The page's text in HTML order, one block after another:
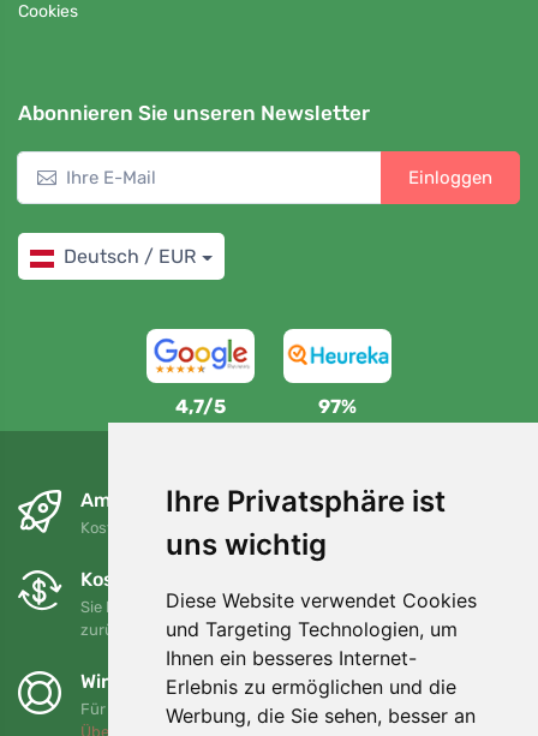
Ihre Privatsphäre ist
uns wichtig
Diese Website verwendet Cookies
und Targeting Technologien, um
Ihnen ein besseres Internet-
Erlebnis zu ermöglichen und die
Werbung, die Sie sehen, besser an
Cookies
Abonnieren Sie unseren Newsletter
Einloggen
Deutsch / EUR
4,7/5 97%
Am nächsten Tag und kostenlos
Kostenloser Versand für Bestellungen über 80 EUR
Kostenloser Umtausch und Rückgabe
Sie können Ihre Bestellung jederzeit innerhalb von 90 Tagen
zurückgeben oder umtauschen.
Wir unterstützen Trees.org
Für jede Bestellung pflanzen wir einen Baum! Mehr lesen
Über uns